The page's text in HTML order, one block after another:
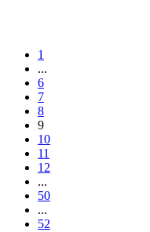
1
...
6
7
8
9
10
11
12
...
50
...
52